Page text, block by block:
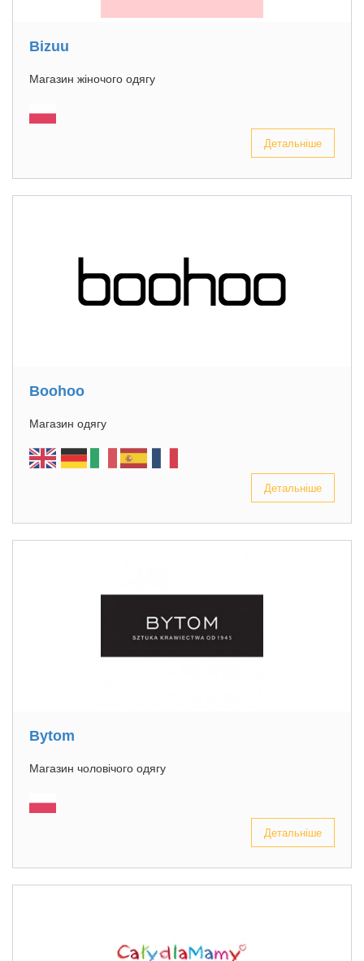
Bizuu
Магазин жіночого одягу
Детальніше
Boohoo
Магазин одягу
Детальніше
Bytom
Магазин чоловічого одягу
Детальніше